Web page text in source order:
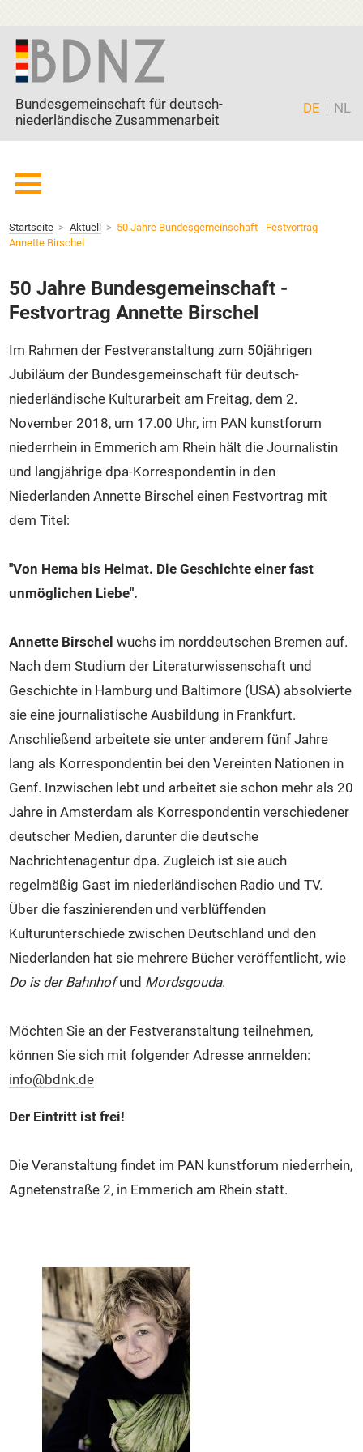
Zum Inhalt springen
Bundesgemeinschaft für deutsch-
niederländische Zusammenarbeit
DE NL
Freunde
Partner
Startseite Aktuell
50 Jahre Bundesgemeinschaft - Festvortrag
Annette Birschel
50 Jahre Bundesgemeinschaft -
Festvortrag Annette Birschel
Im Rahmen der Festveranstaltung zum 50jährigen
Jubiläum der Bundesgemeinschaft für deutsch-
niederländische Kulturarbeit am Freitag, dem 2.
November 2018, um 17.00 Uhr, im PAN kunstforum
niederrhein in Emmerich am Rhein hält die Journalistin
und langjährige dpa-Korrespondentin in den
Niederlanden Annette Birschel einen Festvortrag mit
dem Titel:
"Von Hema bis Heimat. Die Geschichte einer fast
unmöglichen Liebe".
Annette Birschel wuchs im norddeutschen Bremen auf.
Nach dem Studium der Literaturwissenschaft und
Geschichte in Hamburg und Baltimore (USA) absolvierte
sie eine journalistische Ausbildung in Frankfurt.
Anschließend arbeitete sie unter anderem fünf Jahre
lang als Korrespondentin bei den Vereinten Nationen in
Genf. Inzwischen lebt und arbeitet sie schon mehr als 20
Jahre in Amsterdam als Korrespondentin verschiedener
deutscher Medien, darunter die deutsche
Nachrichtenagentur dpa. Zugleich ist sie auch
regelmäßig Gast im niederländischen Radio und TV.
Über die faszinierenden und verblüffenden
Kulturunterschiede zwischen Deutschland und den
Niederlanden hat sie mehrere Bücher veröffentlicht, wie
Do is der Bahnhofund Mordsgouda.
Möchten Sie an der Festveranstaltung teilnehmen,
können Sie sich mit folgender Adresse anmelden:
info@bdnk.de
Der Eintritt ist frei!
Die Veranstaltung findet im PAN kunstforum niederrhein,
Agnetenstraße 2, in Emmerich am Rhein statt.